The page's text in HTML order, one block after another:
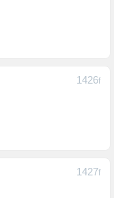
1426F
1427F